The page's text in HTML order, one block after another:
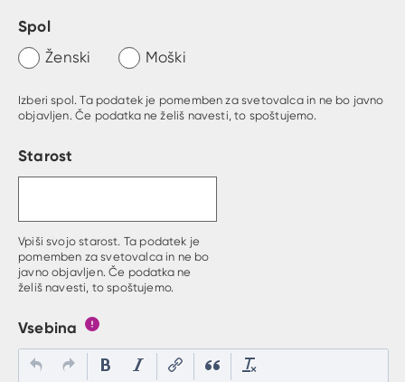
Spol
Ženski Moški
Izberi spol. Ta podatek je pomemben za svetovalca in ne bo javno
objavljen. Če podatka ne želiš navesti, to spoštujemo.
Starost
Vpiši svojo starost. Ta podatek je
pomemben za svetovalca in ne bo
javno objavljen. Če podatka ne
želiš navesti, to spoštujemo.
Vsebina